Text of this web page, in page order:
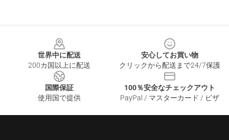
世界中に配送
200カ国以上に配送
安心してお買い物
クリックから配送まで24/7保護
国際保証
使用国で提供
100％安全なチェックアウト
PayPal / マスターカード / ビザ